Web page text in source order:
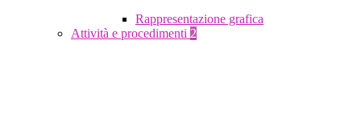
Rappresentazione grafica
Attività e procedimenti 2